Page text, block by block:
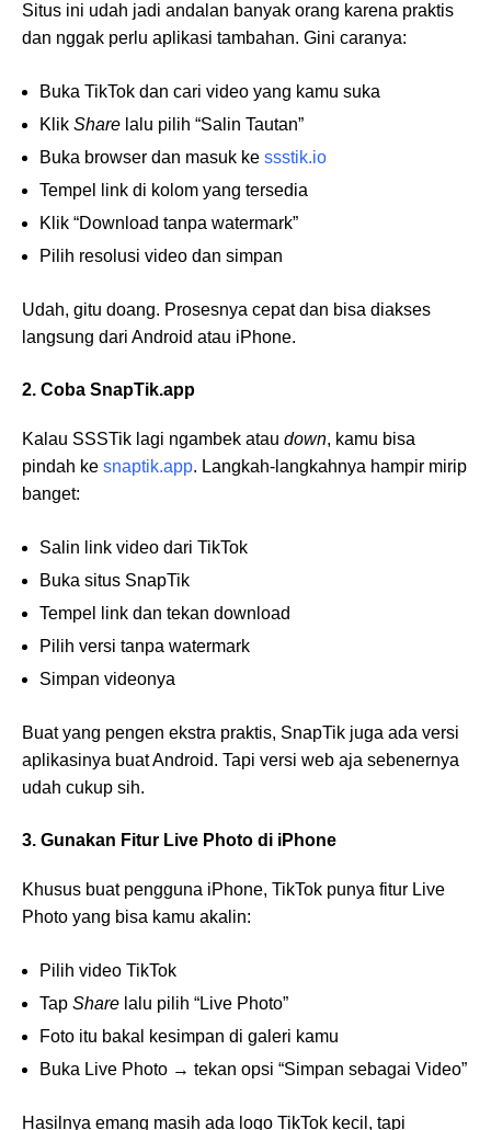
Situs ini udah jadi andalan banyak orang karena praktis
dan nggak perlu aplikasi tambahan. Gini caranya:
Buka TikTok dan cari video yang kamu suka
Klik Share lalu pilih “Salin Tautan”
Buka browser dan masuk ke ssstik.io
Tempel link di kolom yang tersedia
Klik “Download tanpa watermark”
Pilih resolusi video dan simpan
Udah, gitu doang. Prosesnya cepat dan bisa diakses
langsung dari Android atau iPhone.
2. Coba SnapTik.app
Kalau SSSTik lagi ngambek atau down, kamu bisa
pindah ke snaptik.app. Langkah-langkahnya hampir mirip
banget:
Salin link video dari TikTok
Buka situs SnapTik
Tempel link dan tekan download
Pilih versi tanpa watermark
Simpan videonya
Buat yang pengen ekstra praktis, SnapTik juga ada versi
aplikasinya buat Android. Tapi versi web aja sebenernya
udah cukup sih.
3. Gunakan Fitur Live Photo di iPhone
Khusus buat pengguna iPhone, TikTok punya fitur Live
Photo yang bisa kamu akalin:
Pilih video TikTok
Tap Share lalu pilih “Live Photo”
Foto itu bakal kesimpan di galeri kamu
Buka Live Photo → tekan opsi “Simpan sebagai Video”
Hasilnya emang masih ada logo TikTok kecil, tapi